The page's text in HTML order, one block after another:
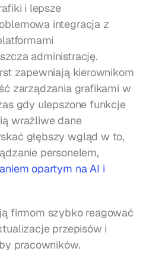
i lepsze
integracja z
administrację.
zapewniają kierownikom
zarządzania grafikami w
gdy ulepszone funkcje
wrażliwe dane
głębszy wgląd w to,
personelem,
opartym na AI i
firmom szybko reagować
przepisów i
pracowników.